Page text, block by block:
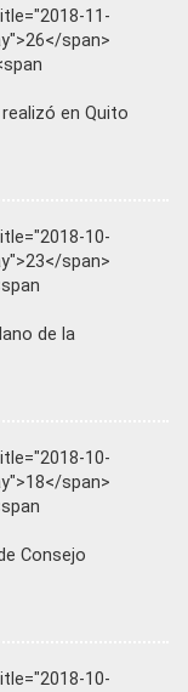
11-
span>
en Quito
10-
span>
de la
10-
span>
Consejo
10-